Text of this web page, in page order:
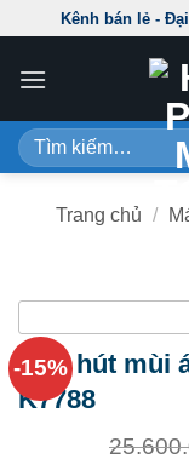
content
Kênh bán lẻ -
Tìm
kiếm:
Trang chủ /
-15%
Máy hút mùi
K7788